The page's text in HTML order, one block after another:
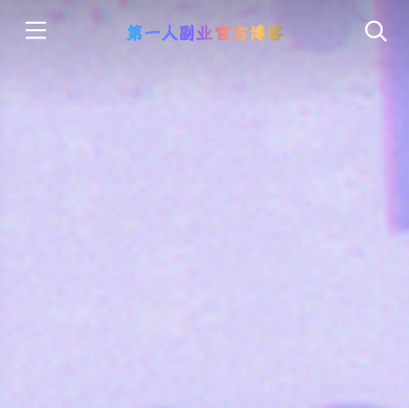
第一人副业官方博客